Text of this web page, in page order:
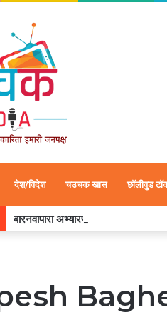
देश/विदेश चउचक खास छॉलीवुड
बारनवापारा अभ्यारण्य में दिखा ‘मां का